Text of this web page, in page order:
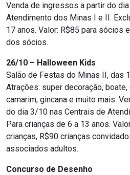
Venda de ingressos a partir do
Atendimento dos Minas I e II.
17 anos. Valor: R$85 para sócios
dos sócios.
26/10 – Halloween Kids
Salão de Festas do Minas II, das
Atrações: super decoração,
camarim, gincana e muito mais.
do dia 3/10 nas Centrais de
Para crianças de 6 a 13 anos.
crianças, R$90 crianças
associados adultos.
Concurso de Desenho